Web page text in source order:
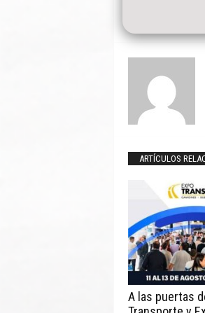
ARTÍCULOS
A las puertas